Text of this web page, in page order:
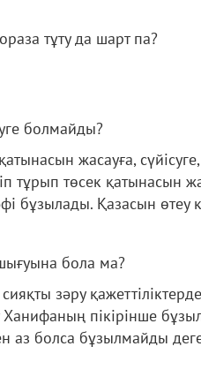
тұту да шарт па?
болмайды?
жасауға,
тұрып төсек қатынасын
бұзылады. Қазасын өтеу
бола ма?
зәру
Ханифаның пікірінше
аз болса бұзылмайды